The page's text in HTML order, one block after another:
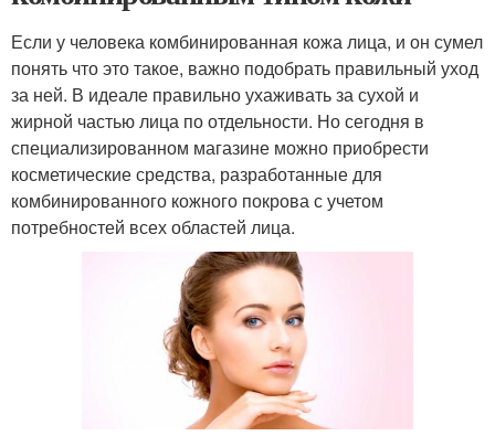
Если у человека комбинированная кожа лица, и он сумел
понять что это такое, важно подобрать правильный уход
за ней. В идеале правильно ухаживать за сухой и
жирной частью лица по отдельности. Но сегодня в
специализированном магазине можно приобрести
косметические средства, разработанные для
комбинированного кожного покрова с учетом
потребностей всех областей лица.